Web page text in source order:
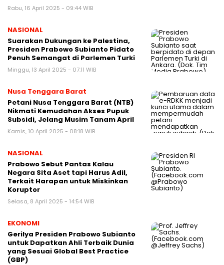
Rabu, 16 April 2025 - 09:44 WIB
NASIONAL
Suarakan Dukungan ke Palestina,
Presiden Prabowo Subianto Pidato
Penuh Semangat di Parlemen Turki
Minggu, 13 April 2025 - 07:11 WIB
Nusa Tenggara Barat
Petani Nusa Tenggara Barat (NTB)
Nikmati Kemudahan Akses Pupuk
Subsidi, Jelang Musim Tanam April
Kamis, 10 April 2025 - 08:18 WIB
NASIONAL
Prabowo Sebut Pantas Kalau
Negara Sita Aset tapi Harus Adil,
Terkait Harapan untuk Miskinkan
Koruptor
Selasa, 8 April 2025 - 14:54 WIB
EKONOMI
Gerilya Presiden Prabowo Subianto
untuk Dapatkan Ahli Terbaik Dunia
yang Sesuai Global Best Practice
(GBP)